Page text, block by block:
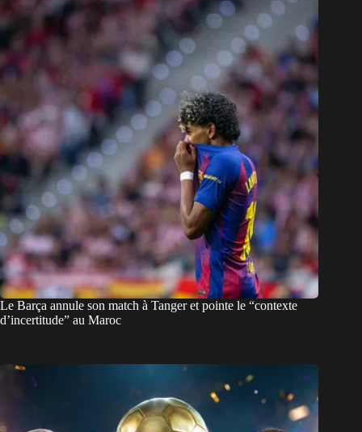
Le Barça annule son match à Tanger et pointe le “contexte
d’incertitude” au Maroc